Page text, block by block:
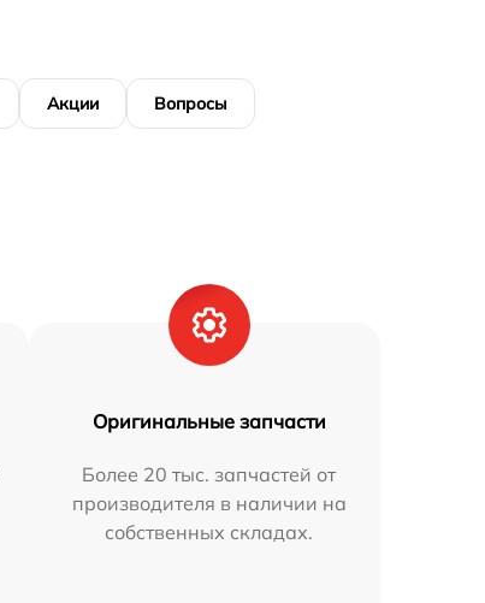
Акции Вопросы
Оригинальные запчасти
Более 20 тыс. запчастей от
производителя в наличии на
собственных складах.